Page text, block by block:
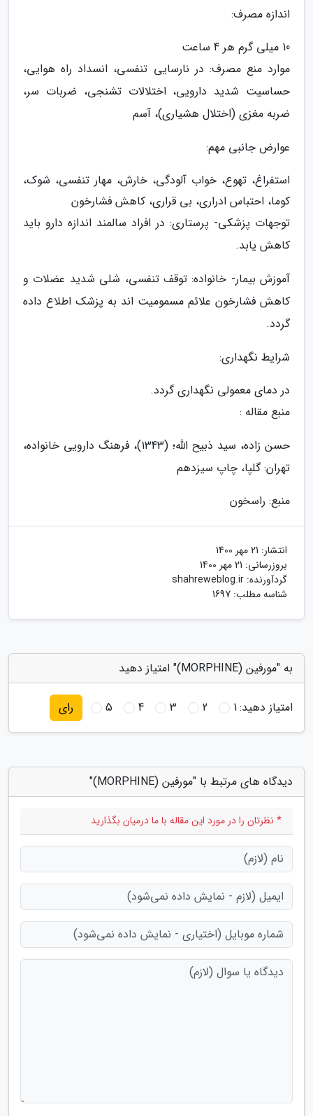
اندازه مصرف:
10 میلی گرم هر 4 ساعت
موارد منع مصرف: در نارسایی تنفسی، انسداد راه هوایی،
حساسیت شدید دارویی، اختلالات تشنجی، ضربات سر،
ضربه مغزی (اختلال هشیاری)، آسم
عوارض جانبی مهم:
استفراغ، تهوع، خواب آلودگی، خارش، مهار تنفسی، شوک،
کوما، احتباس ادراری، بی قراری، کاهش فشارخون
توجهات پزشکی- پرستاری: در افراد سالمند اندازه دارو باید
کاهش یابد.
آموزش بیمار- خانواده: توقف تنفسی، شلی شدید عضلات و
کاهش فشارخون علائم مسمومیت اند به پزشک اطلاع داده
گردد.
شرایط نگهداری:
در دمای معمولی نگهداری گردد.
منبع مقاله :
حسن زاده، سید ذبیح الله؛ (1343)، فرهنگ دارویی خانواده،
تهران: گلپا، چاپ سیزدهم
منبع: راسخون
انتشار: 21 مهر 1400
بروزرسانی: 21 مهر 1400
گردآورنده: shahreweblog.ir
شناسه مطلب: 1697
به "مورفین (MORPHINE)" امتیاز دهید
امتیاز دهید:1
2
3
4
5 رای
دیدگاه های مرتبط با "مورفین (MORPHINE)"
* نظرتان را در مورد این مقاله با ما درمیان بگذارید